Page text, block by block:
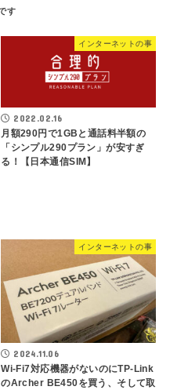
インターネットの事
2022.02.16
月額290円で1GBと通話料半額の
「シンプル290プラン」が安すぎ
る！【日本通信SIM】
インターネットの事
2024.11.06
Wi-Fi7対応機器がないのにTP-Link
のArcher BE450を買う、そして取